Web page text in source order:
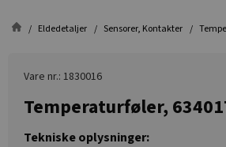
Eldedetaljer Sensorer, Kontakter
Vare nr.: 1830016
Temperaturføler,
Tekniske oplysninger: